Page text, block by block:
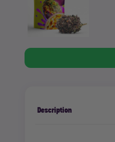
Description